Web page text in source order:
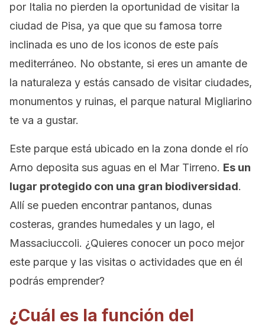
por Italia no pierden la oportunidad de visitar la
ciudad de Pisa, ya que que su famosa torre
inclinada es uno de los iconos de este país
mediterráneo. No obstante, si eres un amante de
la naturaleza y estás cansado de visitar ciudades,
monumentos y ruinas, el parque natural Migliarino
te va a gustar.
Este parque está ubicado en la zona donde el río
Arno deposita sus aguas en el Mar Tirreno. Es un
lugar protegido con una gran biodiversidad.
Allí se pueden encontrar pantanos, dunas
costeras, grandes humedales y un lago, el
Massaciuccoli. ¿Quieres conocer un poco mejor
este parque y las visitas o actividades que en él
podrás emprender?
¿Cuál es la función del